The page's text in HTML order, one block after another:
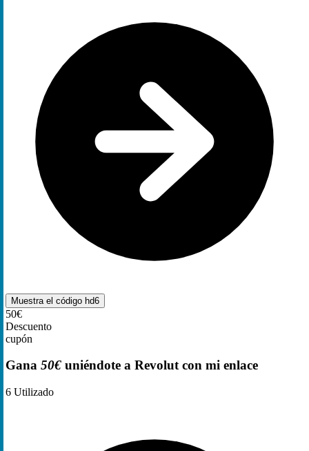
Muestra el código hd6
50€
Descuento
cupón
Gana 50€ uniéndote a Revolut con mi enlace
6 Utilizado